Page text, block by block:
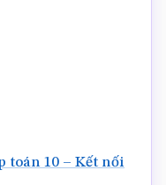
toán 10 – Kết nối